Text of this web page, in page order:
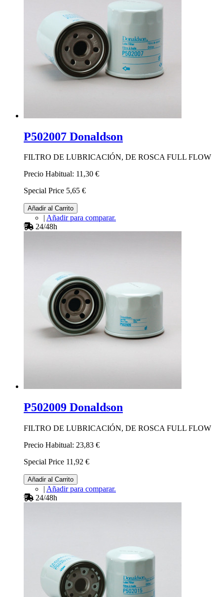
P502007 Donaldson
FILTRO DE LUBRICACIÓN, DE ROSCA FULL FLOW
Precio Habitual: 11,30 €
Special Price 5,65 €
Añadir al Carrito
| Añadir para comparar.
24/48h
P502009 Donaldson
FILTRO DE LUBRICACIÓN, DE ROSCA FULL FLOW
Precio Habitual: 23,83 €
Special Price 11,92 €
Añadir al Carrito
| Añadir para comparar.
24/48h